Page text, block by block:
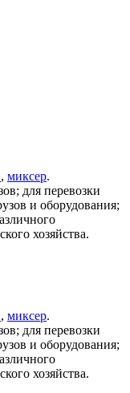
, миксер.
для перевозки
и оборудования;
хозяйства.
, миксер.
для перевозки
и оборудования;
хозяйства.